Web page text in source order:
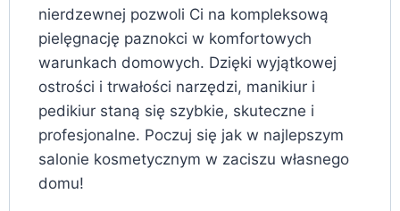
nierdzewnej pozwoli Ci na kompleksową
pielęgnację paznokci w komfortowych
warunkach domowych. Dzięki wyjątkowej
ostrości i trwałości narzędzi, manikiur i
pedikiur staną się szybkie, skuteczne i
profesjonalne. Poczuj się jak w najlepszym
salonie kosmetycznym w zaciszu własnego
domu!